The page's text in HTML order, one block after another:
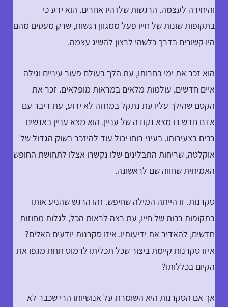
והיחידה לעצמה. הרגשות שלו היו אחרים. הוא ידע כי
בתקופות שונות של חייו פעל ממגוון רגשות, שרק מעטים מהם
היו קשורים בדרך כלשהי לרצון להשיג עצמה.
הוא זכר את ימי בחרותו, עת הלך בעולם פעור עיניים וגילה
איים חדשים, עולמות מלאים במראות מופלאים. זכר את
הקסם שהילך עליו עת נתקל במחזה לא ידוע, עת דיבר עם
אדם חדש בו מצא נקודה של עניין. הוא מצא עניין באנשים
רבים בצעירותו. בעיני רוחו יכול עוד להיזכר בשוק הגדול של
אוקלטה, שריחות התבלינים שלו נקשרו אצלו לתחושת החופש
האמיתית שחווה שם לראשונה.
סקרנות. זו הייתה המילה שחיפש. זהו הרגש שהניע אותו
בתקופות רבות של חייו, עת רצה לראות הכל, לגלות מחוזות
חדשים, להאדיר את ידיעותיו. איזו סקרנות יודעים האלים?
איזו סקרנות קיימת ביצור שכל תכליתו לרמוס תחת מגפו את
הקיום בכללותו?
אך אם הסקרנות היא השומרת על אנושיותו הרי שכבר לא